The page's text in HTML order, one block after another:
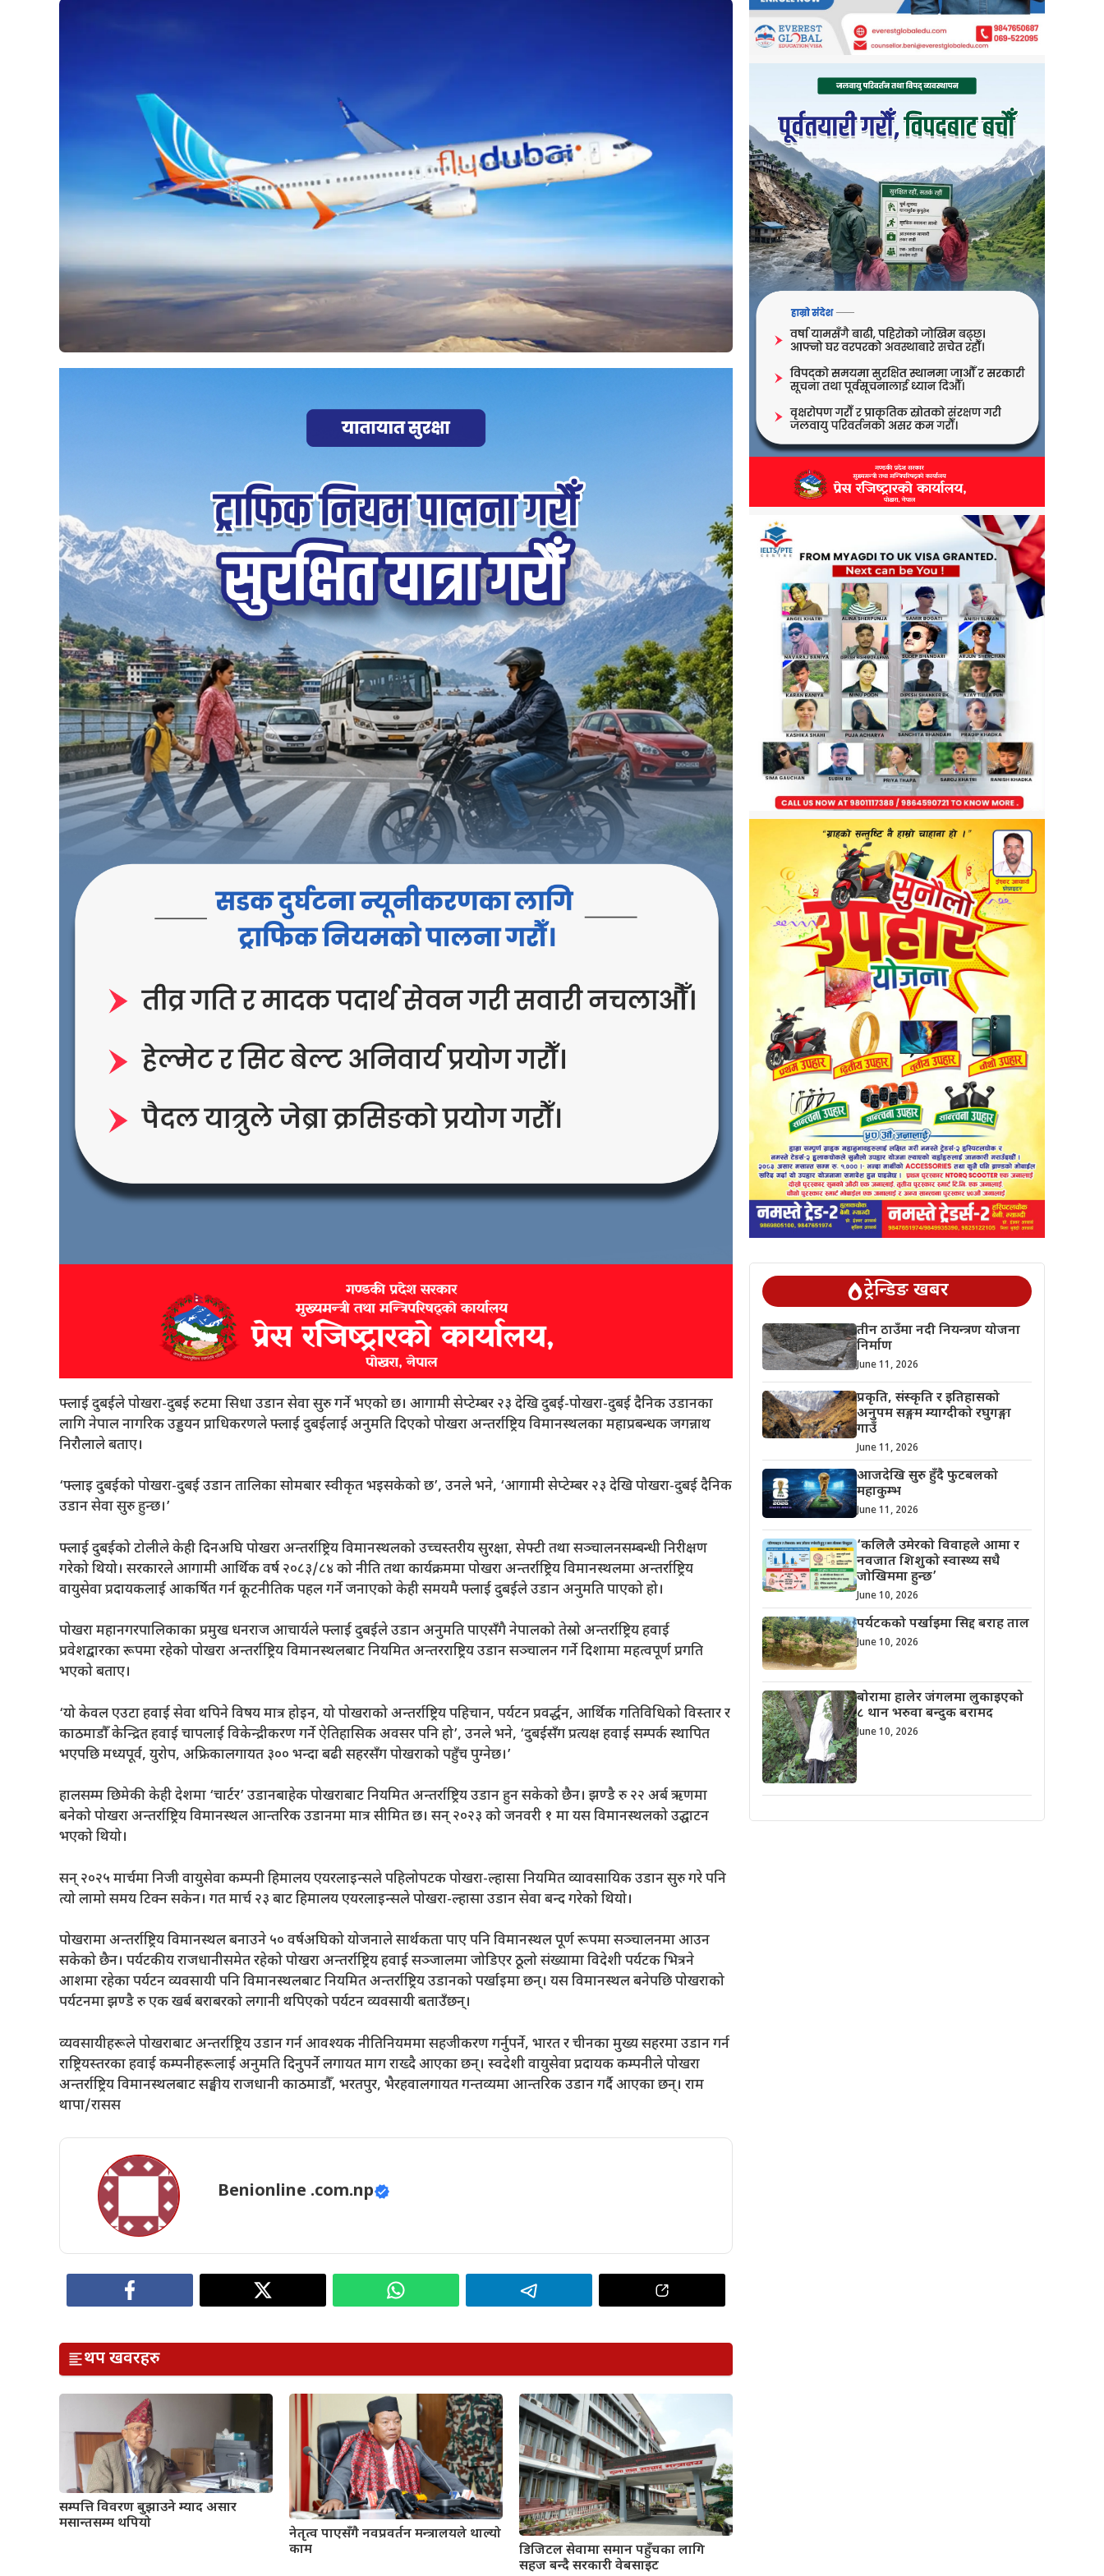
फ्लाई दुबईले पोखरा-दुबई रुटमा सिधा उडान सेवा सुरु गर्ने भएको छ। आगामी सेप्टेम्बर २३ देखि दुबई-पोखरा-दुबई दैनिक उडानका
लागि नेपाल नागरिक उड्डयन प्राधिकरणले फ्लाई दुबईलाई अनुमति दिएको पोखरा अन्तर्राष्ट्रिय विमानस्थलका महाप्रबन्धक जगन्नाथ
निरौलाले बताए।
‘फ्लाइ दुबईको पोखरा-दुबई उडान तालिका सोमबार स्वीकृत भइसकेको छ’, उनले भने, ‘आगामी सेप्टेम्बर २३ देखि पोखरा-दुबई दैनिक
उडान सेवा सुरु हुन्छ।’
फ्लाई दुबईको टोलीले केही दिनअघि पोखरा अन्तर्राष्ट्रिय विमानस्थलको उच्चस्तरीय सुरक्षा, सेफ्टी तथा सञ्चालनसम्बन्धी निरीक्षण
गरेको थियो। सरकारले आगामी आर्थिक वर्ष २०८३/८४ को नीति तथा कार्यक्रममा पोखरा अन्तर्राष्ट्रिय विमानस्थलमा अन्तर्राष्ट्रिय
वायुसेवा प्रदायकलाई आकर्षित गर्न कूटनीतिक पहल गर्ने जनाएको केही समयमै फ्लाई दुबईले उडान अनुमति पाएको हो।
पोखरा महानगरपालिकाका प्रमुख धनराज आचार्यले फ्लाई दुबईले उडान अनुमति पाएसँगै नेपालको तेस्रो अन्तर्राष्ट्रिय हवाई
प्रवेशद्वारका रूपमा रहेको पोखरा अन्तर्राष्ट्रिय विमानस्थलबाट नियमित अन्तरराष्ट्रिय उडान सञ्चालन गर्ने दिशामा महत्वपूर्ण प्रगति
भएको बताए।
‘यो केवल एउटा हवाई सेवा थपिने विषय मात्र होइन, यो पोखराको अन्तर्राष्ट्रिय पहिचान, पर्यटन प्रवर्द्धन, आर्थिक गतिविधिको विस्तार र
काठमाडौँ केन्द्रित हवाई चापलाई विकेन्द्रीकरण गर्ने ऐतिहासिक अवसर पनि हो’, उनले भने, ‘दुबईसँग प्रत्यक्ष हवाई सम्पर्क स्थापित
भएपछि मध्यपूर्व, युरोप, अफ्रिकालगायत ३०० भन्दा बढी सहरसँग पोखराको पहुँच पुग्नेछ।’
हालसम्म छिमेकी केही देशमा ‘चार्टर’ उडानबाहेक पोखराबाट नियमित अन्तर्राष्ट्रिय उडान हुन सकेको छैन। झण्डै रु २२ अर्ब ऋणमा
बनेको पोखरा अन्तर्राष्ट्रिय विमानस्थल आन्तरिक उडानमा मात्र सीमित छ। सन् २०२३ को जनवरी १ मा यस विमानस्थलको उद्घाटन
भएको थियो।
सन् २०२५ मार्चमा निजी वायुसेवा कम्पनी हिमालय एयरलाइन्सले पहिलोपटक पोखरा-ल्हासा नियमित व्यावसायिक उडान सुरु गरे पनि
त्यो लामो समय टिक्न सकेन। गत मार्च २३ बाट हिमालय एयरलाइन्सले पोखरा-ल्हासा उडान सेवा बन्द गरेको थियो।
पोखरामा अन्तर्राष्ट्रिय विमानस्थल बनाउने ५० वर्षअघिको योजनाले सार्थकता पाए पनि विमानस्थल पूर्ण रूपमा सञ्चालनमा आउन
सकेको छैन। पर्यटकीय राजधानीसमेत रहेको पोखरा अन्तर्राष्ट्रिय हवाई सञ्जालमा जोडिएर ठूलो संख्यामा विदेशी पर्यटक भित्रने
आशमा रहेका पर्यटन व्यवसायी पनि विमानस्थलबाट नियमित अन्तर्राष्ट्रिय उडानको पर्खाइमा छन्। यस विमानस्थल बनेपछि पोखराको
पर्यटनमा झण्डै रु एक खर्ब बराबरको लगानी थपिएको पर्यटन व्यवसायी बताउँछन्।
व्यवसायीहरूले पोखराबाट अन्तर्राष्ट्रिय उडान गर्न आवश्यक नीतिनियममा सहजीकरण गर्नुपर्ने, भारत र चीनका मुख्य सहरमा उडान गर्न
राष्ट्रियस्तरका हवाई कम्पनीहरूलाई अनुमति दिनुपर्ने लगायत माग राख्दै आएका छन्। स्वदेशी वायुसेवा प्रदायक कम्पनीले पोखरा
अन्तर्राष्ट्रिय विमानस्थलबाट सङ्घीय राजधानी काठमाडौँ, भरतपुर, भैरहवालगायत गन्तव्यमा आन्तरिक उडान गर्दै आएका छन्। राम
थापा/रासस
Benionline .com.np
थप खवरहरु
सम्पत्ति विवरण बुझाउने म्याद असार
मसान्तसम्म थपियो
नेतृत्व पाएसँगै नवप्रवर्तन मन्त्रालयले थाल्यो
काम
डिजिटल सेवामा समान पहुँचका लागि
सहज बन्दै सरकारी वेबसाइट
ट्रेन्डिङ खबर
तीन ठाउँमा नदी नियन्त्रण योजना
निर्माण
June 11, 2026
प्रकृति, संस्कृति र इतिहासको
अनुपम सङ्गम म्याग्दीको रघुगङ्गा
गाउँ
June 11, 2026
आजदेखि सुरु हुँदै फुटबलको
महाकुम्भ
June 11, 2026
‘कलिलै उमेरको विवाहले आमा र
नवजात शिशुको स्वास्थ्य सधै
जोखिममा हुन्छ’
June 10, 2026
पर्यटकको पर्खाइमा सिद्द बराह ताल
June 10, 2026
बोरामा हालेर जंगलमा लुकाइएको
८ थान भरुवा बन्दुक बरामद
June 10, 2026